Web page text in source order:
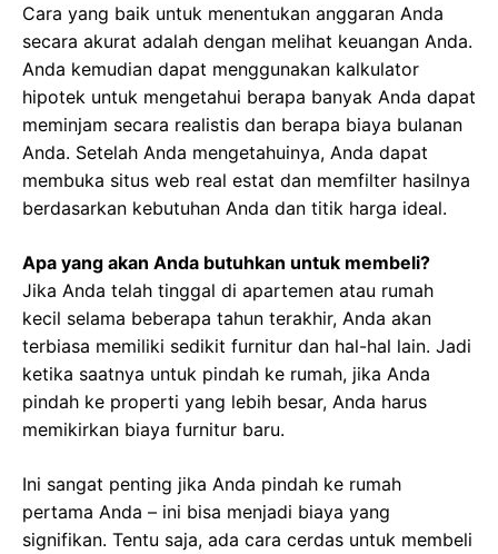
Cara yang baik untuk menentukan anggaran Anda
secara akurat adalah dengan melihat keuangan Anda.
Anda kemudian dapat menggunakan kalkulator
hipotek untuk mengetahui berapa banyak Anda dapat
meminjam secara realistis dan berapa biaya bulanan
Anda. Setelah Anda mengetahuinya, Anda dapat
membuka situs web real estat dan memfilter hasilnya
berdasarkan kebutuhan Anda dan titik harga ideal.
Apa yang akan Anda butuhkan untuk membeli?
Jika Anda telah tinggal di apartemen atau rumah
kecil selama beberapa tahun terakhir, Anda akan
terbiasa memiliki sedikit furnitur dan hal-hal lain. Jadi
ketika saatnya untuk pindah ke rumah, jika Anda
pindah ke properti yang lebih besar, Anda harus
memikirkan biaya furnitur baru.
Ini sangat penting jika Anda pindah ke rumah
pertama Anda – ini bisa menjadi biaya yang
signifikan. Tentu saja, ada cara cerdas untuk membeli